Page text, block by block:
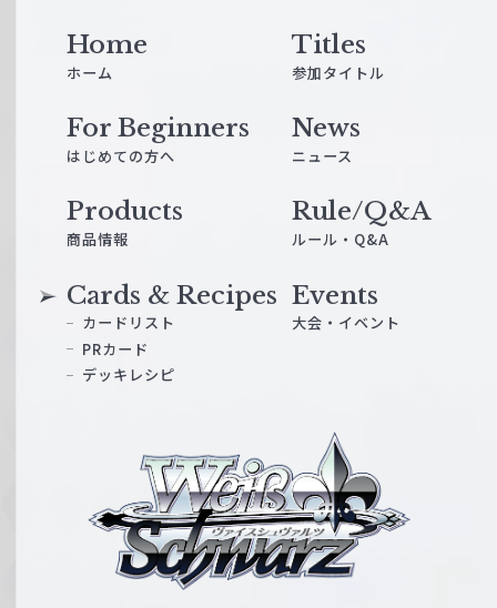
ス
Home
ホーム
Titles
参加タイトル
For Beginners
はじめての方へ
News
ニュース
Products
商品情報
Cards & Recipes
カードリスト
PRカード
デッキレシピ
Events
大会・イベント
Rule/Q&A
ルール・Q&A